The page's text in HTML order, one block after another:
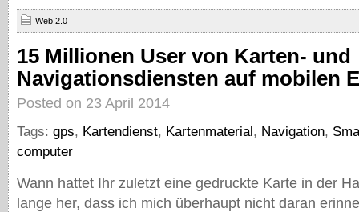
Web 2.0
15 Millionen User von Karten- und
Navigationsdiensten auf mobilen
Posted on 23 April 2014
Tags: gps, Kartendienst, Kartenmaterial, Navigation,
computer
Wann hattet Ihr zuletzt eine gedruckte Karte in der
lange her, dass ich mich überhaupt nicht daran